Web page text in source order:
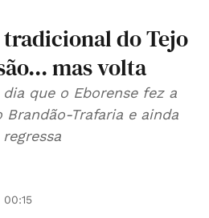
do Tejo
mas volta
que o Eborense fez a
Trafaria e ainda
00:15